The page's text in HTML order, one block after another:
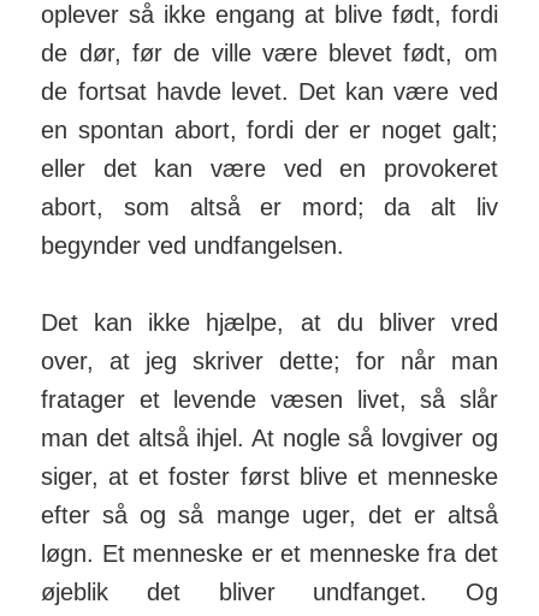
oplever så ikke engang at blive født, fordi
de dør, før de ville være blevet født, om
de fortsat havde levet. Det kan være ved
en spontan abort, fordi der er noget galt;
eller det kan være ved en pro­vo­keret
abort, som altså er mord; da alt liv
begynder ved und­fang­elsen.
Det kan ikke hjælpe, at du bliver vred
over, at jeg skriver dette; for når man
fratager et levende væsen livet, så slår
man det altså ihjel. At nogle så lov­giver og
siger, at et foster først blive et menneske
efter så og så mange uger, det er altså
løgn. Et men­neske er et men­neske fra det
øjeblik det bliver und­fanget. Og